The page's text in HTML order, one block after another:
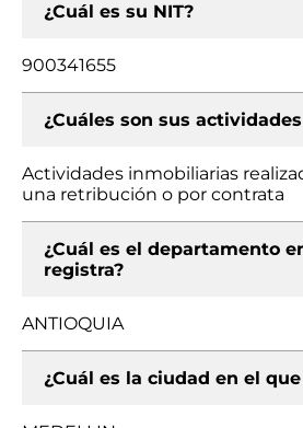
¿Cuál es su NIT?
900341655
¿Cuáles son sus
Actividades inmobiliarias
una retribución o por contrata
¿Cuál es el departamento
registra?
ANTIOQUIA
¿Cuál es la ciudad en el